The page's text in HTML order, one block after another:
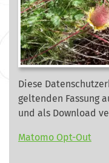
Diese
geltenden Fassung
und als Download
Matomo Opt-Out